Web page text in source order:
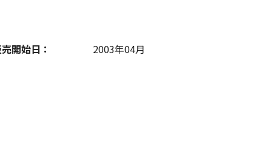
開始日： 2003年04月